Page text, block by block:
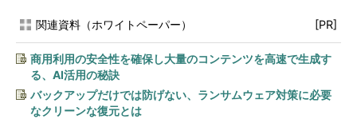
関連資料（ホワイトペーパー） [PR]
商用利用の安全性を確保し大量のコンテンツを高速で生成す
る、AI活用の秘訣
バックアップだけでは防げない、ランサムウェア対策に必要
なクリーンな復元とは